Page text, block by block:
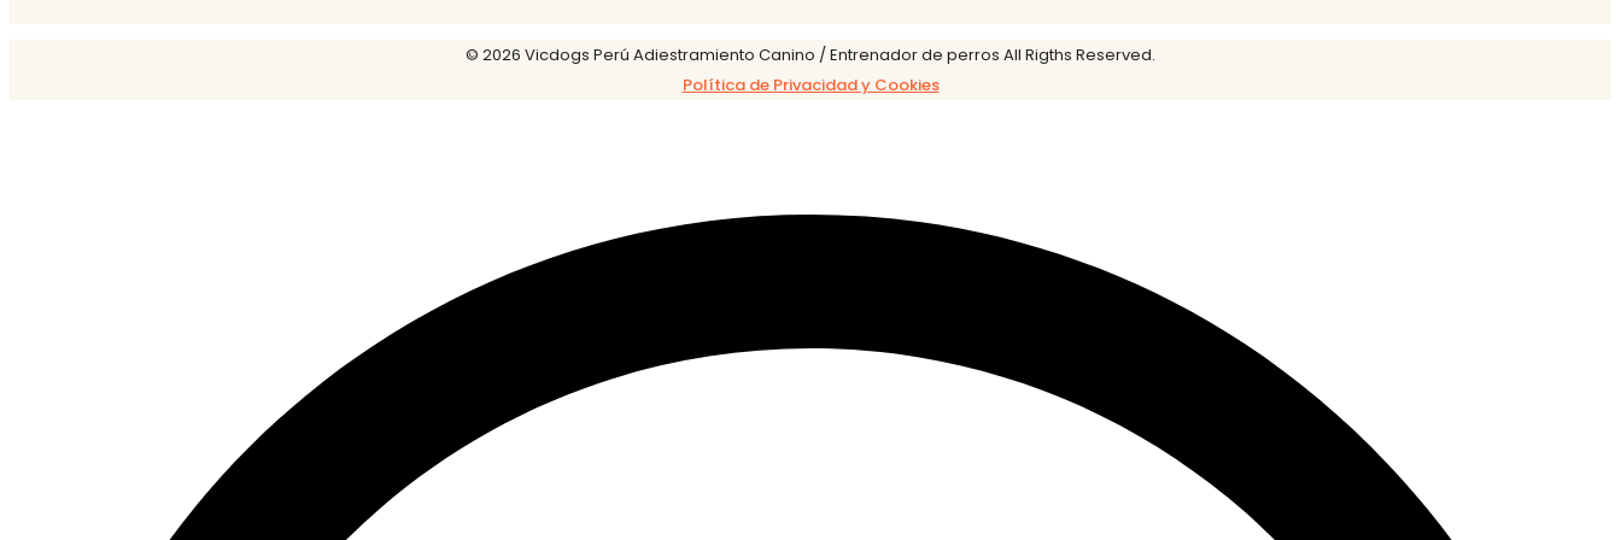
© 2026 Vicdogs Perú Adiestramiento Canino / Entrenador de perros All Rigths Reserved.
Política de Privacidad y Cookies